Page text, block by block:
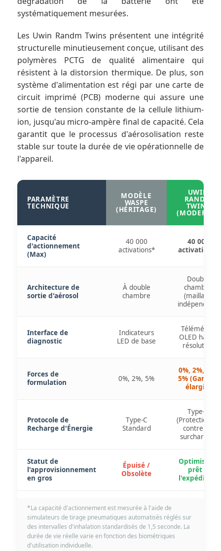
systématiquement mesurées.
Les Uwin Randm Twins présentent une intégrité
structurelle minutieusement conçue, utilisant des
polymères PCTG de qualité alimentaire qui
résistent à la distorsion thermique. De plus, son
système d'alimentation est régi par une carte de
circuit imprimé (PCB) moderne qui assure une
sortie de tension constante de la cellule lithium-
ion, jusqu'au micro-ampère final de capacité. Cela
garantit que le processus d'aérosolisation reste
stable sur toute la durée de vie opérationnelle de
l'appareil.
PARAMÈTRE
TECHNIQUE
MODÈLE
WASPE
(HÉRITAGE)
UWIN
RANDM
TWINS
(MODERNE)
Capacité
d'actionnement
(Max)
40 000
activations*
40 000
activations*
Architecture de
sortie d'aérosol
À double
chambre
Double
chambre
(maillage
indépendant)
Interface de
diagnostic
Indicateurs
LED de base
Télémétrie
OLED haute
résolution
Forces de
formulation
0%, 2%, 5%
0%, 2%, 3%,
5% (Gamme
élargie)
Protocole de
Recharge d'Énergie
Type-C
Standard
Type-C
(Protection IC
contre les
surcharges)
Statut de
l'approvisionnement
en gros
Épuisé /
Obsolète
Optimisé et
prêt à
l'expédition
*La capacité d'actionnement est mesurée à l'aide de
simulateurs de tirage pneumatiques automatisés réglés sur
des intervalles d'inhalation standardisés de 1,5 seconde. La
durée de vie réelle varie en fonction des biométriques
d'utilisation individuelle.